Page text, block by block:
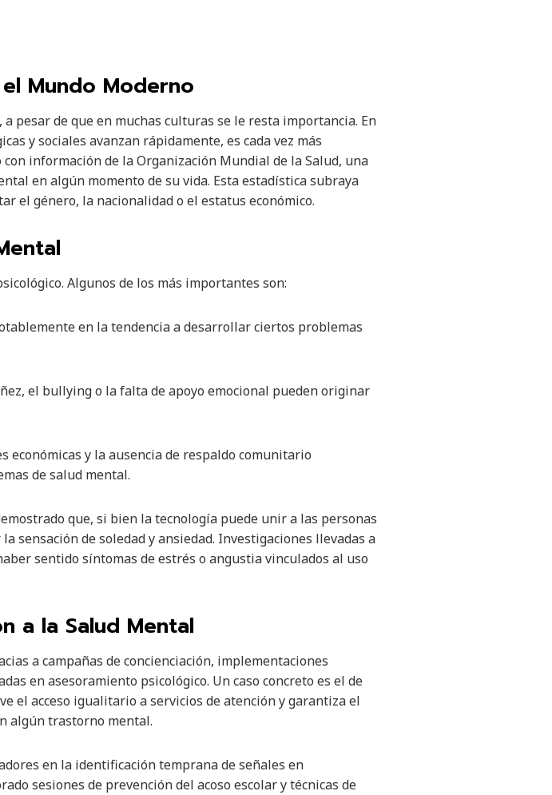
Mundo Moderno
pesar de que en muchas culturas se le resta importancia. En
y sociales avanzan rápidamente, es cada vez más
información de la Organización Mundial de la Salud, una
en algún momento de su vida. Esta estadística subraya
el género, la nacionalidad o el estatus económico.
Algunos de los más importantes son:
en la tendencia a desarrollar ciertos problemas
el bullying o la falta de apoyo emocional pueden originar
económicas y la ausencia de respaldo comunitario
de salud mental.
que, si bien la tecnología puede unir a las personas
sensación de soledad y ansiedad. Investigaciones llevadas a
sentido síntomas de estrés o angustia vinculados al uso
a la Salud Mental
a campañas de concienciación, implementaciones
en asesoramiento psicológico. Un caso concreto es el de
el acceso igualitario a servicios de atención y garantiza el
algún trastorno mental.
en la identificación temprana de señales en
sesiones de prevención del acoso escolar y técnicas de